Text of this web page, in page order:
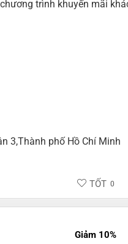
trình khuyến mãi
3,Thành phố Hồ Chí Minh
TỐT 0
Giảm 10%